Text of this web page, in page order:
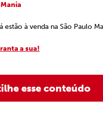
estão à venda na São Paulo
a sua!
esse conteúdo